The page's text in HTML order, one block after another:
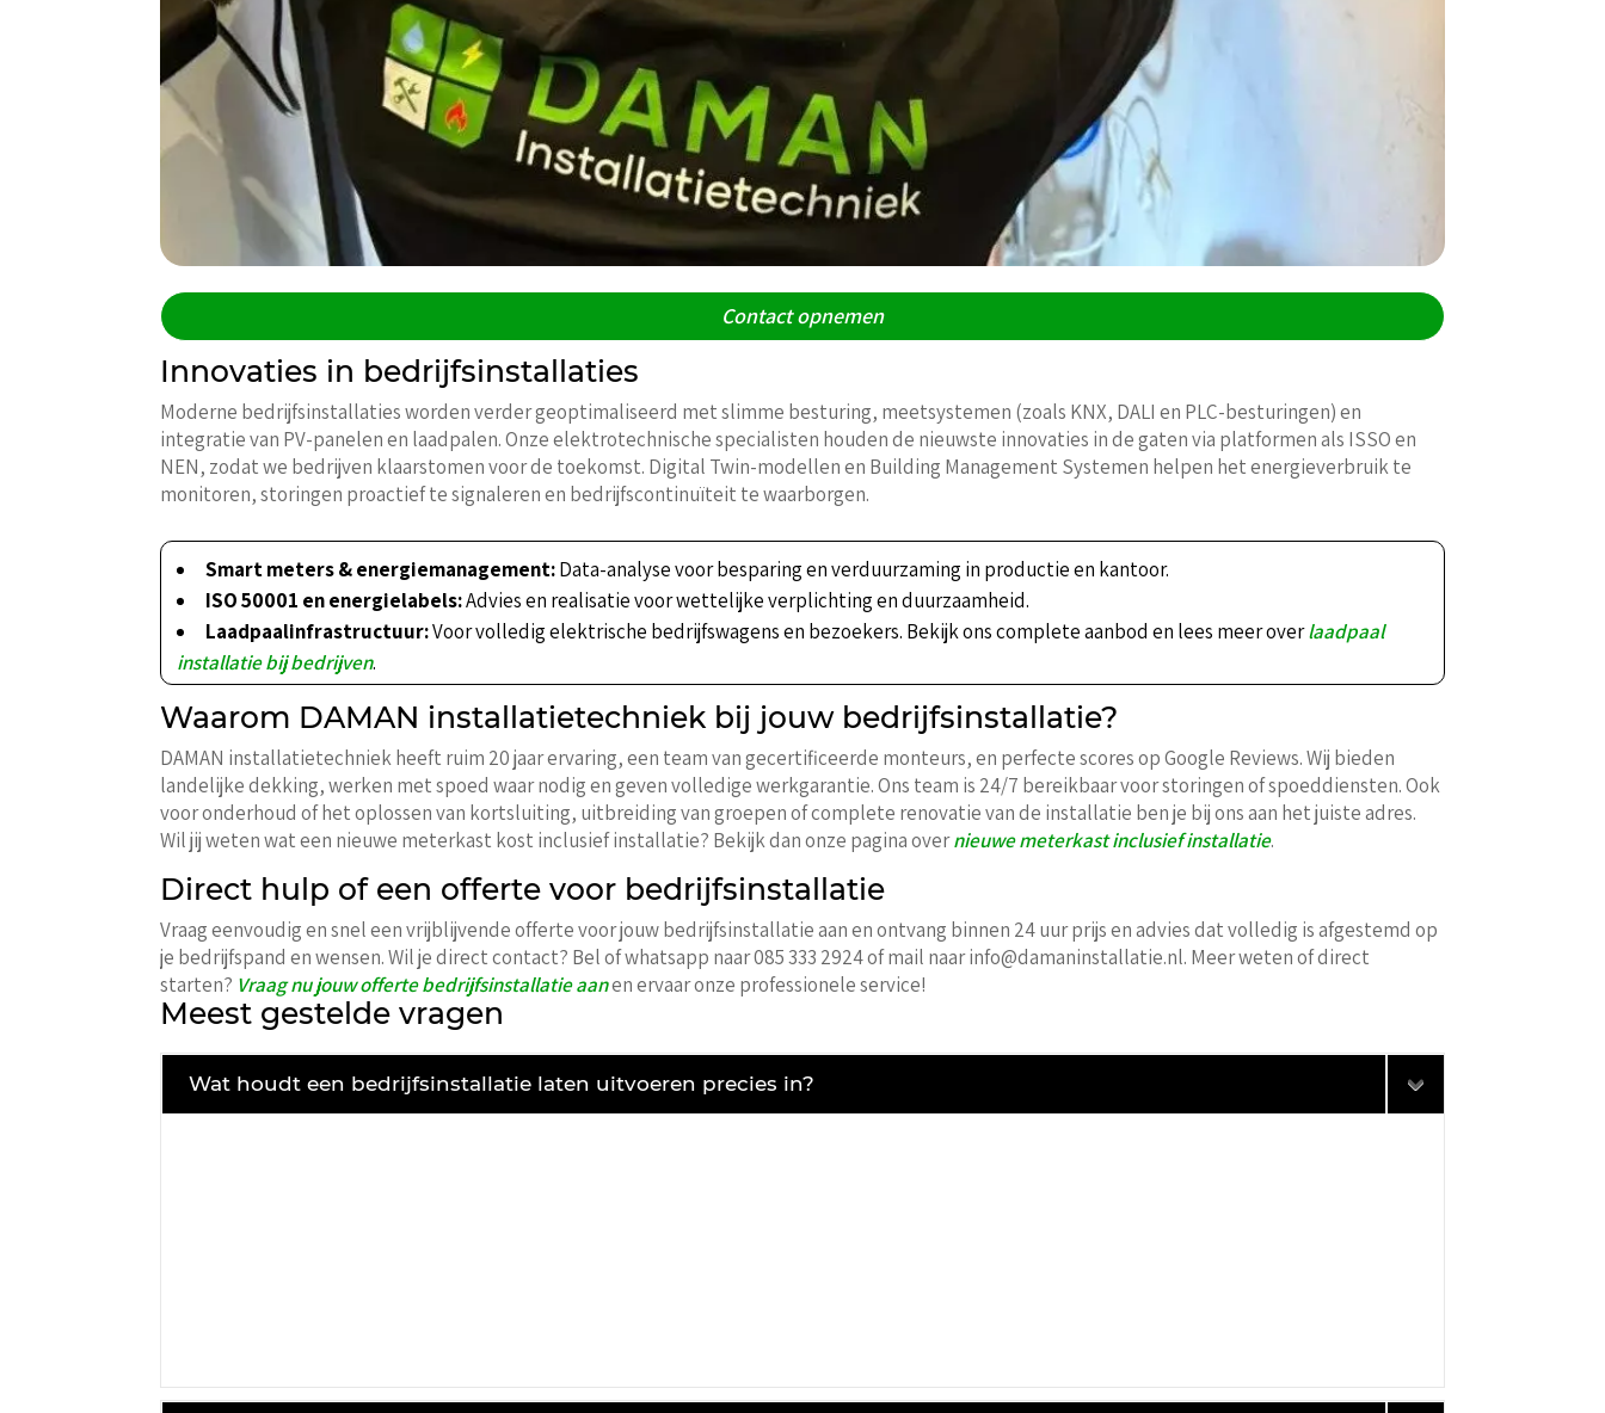
Contact opnemen
Innovaties in bedrijfsinstallaties
Moderne bedrijfsinstallaties worden verder geoptimaliseerd met slimme besturing, meetsystemen (zoals KNX, DALI en PLC-besturingen) en
integratie van PV-panelen en laadpalen. Onze elektrotechnische specialisten houden de nieuwste innovaties in de gaten via platformen als ISSO en
NEN, zodat we bedrijven klaarstomen voor de toekomst. Digital Twin-modellen en Building Management Systemen helpen het energieverbruik te
monitoren, storingen proactief te signaleren en bedrijfscontinuïteit te waarborgen.
Smart meters & energiemanagement:Data-analyse voor besparing en verduurzaming in productie en kantoor.
ISO 50001 en energielabels:Advies en realisatie voor wettelijke verplichting en duurzaamheid.
Laadpaalinfrastructuur:Voor volledig elektrische bedrijfswagens en bezoekers. Bekijk ons complete aanbod en lees meer overlaadpaal
installatie bij bedrijven.
Waarom DAMAN installatietechniek bij jouw bedrijfsinstallatie?
DAMAN installatietechniek heeft ruim 20 jaar ervaring, een team van gecertificeerde monteurs, en perfecte scores op Google Reviews. Wij bieden
landelijke dekking, werken met spoed waar nodig en geven volledige werkgarantie. Ons team is 24/7 bereikbaar voor storingen of spoeddiensten. Ook
voor onderhoud of het oplossen van kortsluiting, uitbreiding van groepen of complete renovatie van de installatie ben je bij ons aan het juiste adres.
Wil jij weten wat een nieuwe meterkast kost inclusief installatie? Bekijk dan onze pagina overnieuwe meterkast inclusief installatie.
Direct hulp of een offerte voor bedrijfsinstallatie
Vraag eenvoudig en snel een vrijblijvende offerte voor jouw bedrijfsinstallatie aan en ontvang binnen 24 uur prijs en advies dat volledig is afgestemd op
je bedrijfspand en wensen. Wil je direct contact? Bel of whatsapp naar 085 333 2924 of mail naar info@damaninstallatie.nl. Meer weten of direct
starten? Vraag nu jouw offerte bedrijfsinstallatie aanen ervaar onze professionele service!
Meest gestelde vragen
Wat houdt een bedrijfsinstallatie laten uitvoeren precies in?